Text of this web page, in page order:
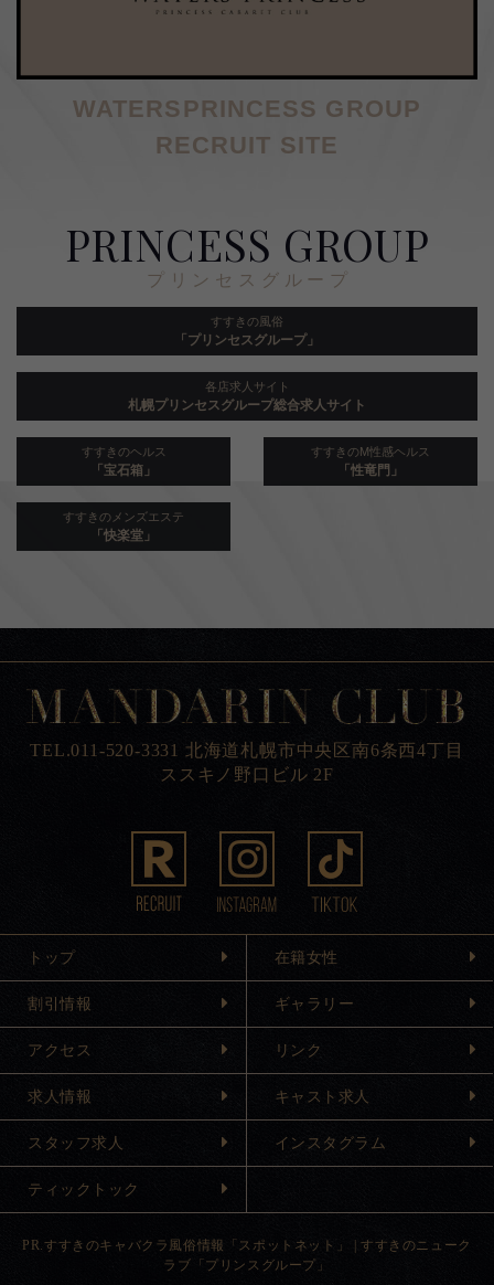
WATERSPRINCESS GROUP
RECRUIT SITE
PRINCESS GROUP
プリンセスグループ
すすきの風俗
「プリンセスグループ」
各店求人サイト
札幌プリンセスグループ総合求人サイト
すすきのヘルス
「宝石箱」
すすきのM性感ヘルス
「性竜門」
すすきのメンズエステ
「快楽堂」
TEL.011-520-3331 北海道札幌市中央区南6条西4丁目
ススキノ野口ビル 2F
トップ 在籍女性
割引情報 ギャラリー
アクセス リンク
求人情報 キャスト求人
スタッフ求人 インスタグラム
ティックトック
PR.すすきのキャバクラ風俗情報「スポットネット」
すすきのニューク
ラブ「プリンスグループ」